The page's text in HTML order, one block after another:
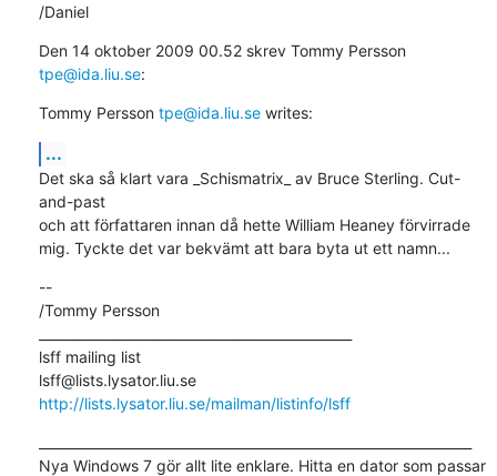
/Daniel
Den 14 oktober 2009 00.52 skrev Tommy Persson
tpe@ida.liu.se:
Tommy Persson tpe@ida.liu.se writes:
...
Det ska så klart vara _Schismatrix_ av Bruce Sterling. Cut-
and-past
och att författaren innan då hette William Heaney förvirrade
mig. Tyckte det var bekvämt att bara byta ut ett namn...
--
/Tommy Persson
lsff mailing list
lsff@lists.lysator.liu.se
http://lists.lysator.liu.se/mailman/listinfo/lsff
Nya Windows 7 gör allt lite enklare. Hitta en dator som passar